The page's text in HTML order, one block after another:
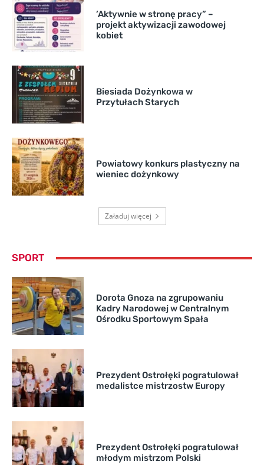
’Aktywnie w stronę pracy” –
projekt aktywizacji zawodowej
kobiet
Biesiada Dożynkowa w
Przytułach Starych
Powiatowy konkurs plastyczny na
wieniec dożynkowy
Załaduj więcej
SPORT
Dorota Gnoza na zgrupowaniu
Kadry Narodowej w Centralnym
Ośrodku Sportowym Spała
Prezydent Ostrołęki pogratulował
medalistce mistrzostw Europy
Prezydent Ostrołęki pogratulował
młodym mistrzom Polski